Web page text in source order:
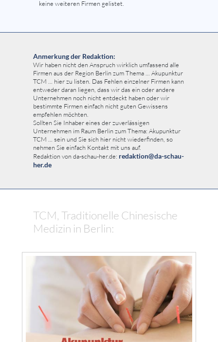
keine weiteren Firmen gelistet.
Anmerkung der Redaktion:
Wir haben nicht den Anspruch wirklich umfassend alle
Firmen aus der Region Berlin zum Thema ... Akupunktur
TCM ... hier zu listen. Das Fehlen einzelner Firmen kann
entweder daran liegen, dass wir das ein oder andere
Unternehmen noch nicht entdeckt haben oder wir
bestimmte Firmen einfach nicht guten Gewissens
empfehlen möchten.
Sollten Sie Inhaber eines der zuverlässigen
Unternehmen im Raum Berlin zum Thema: Akupunktur
TCM ... sein und Sie sich hier nicht wiederfinden, so
nehmen Sie einfach Kontakt mit uns auf.
Redaktion von da-schau-her.de: redaktion@da-schau-
her.de
TCM, Traditionelle Chinesische
Medizin in Berlin: